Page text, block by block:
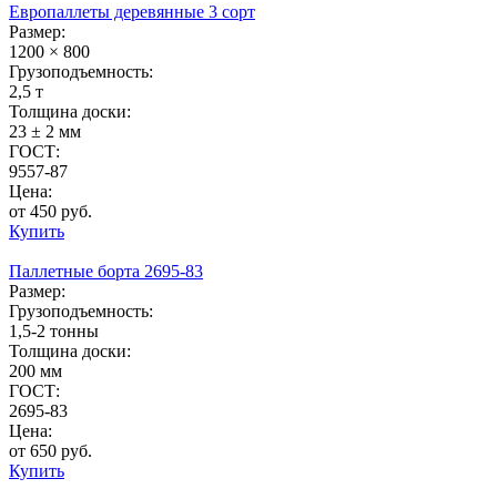
Европаллеты деревянные 3 сорт
Размер:
1200 × 800
Грузоподъемность:
2,5 т
Толщина доски:
23 ± 2 мм
ГОСТ:
9557-87
Цена:
от 450 руб.
Купить
Паллетные борта 2695-83
Размер:
Грузоподъемность:
1,5-2 тонны
Толщина доски:
200 мм
ГОСТ:
2695-83
Цена:
от 650 руб.
Купить